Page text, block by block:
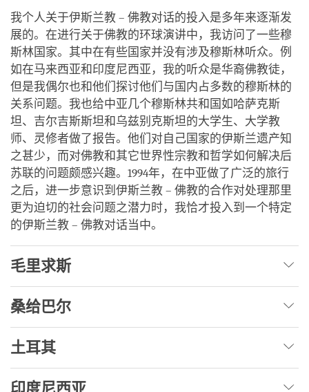
我个人关于伊斯兰教 – 佛教对话的投入是多年来逐渐发
展的。在进行关于佛教的环球演讲中，我访问了一些穆
斯林国家。其中在有些国家并没有涉及穆斯林听众。例
如在马来西亚和印度尼西亚，我的听众是华裔佛教徒，
但是我偶尔也和他们探讨他们与国内占多数的穆斯林的
关系问题。我也给中亚几个穆斯林共和国如哈萨克斯
坦、吉尔吉斯斯坦和乌兹别克斯坦的大学生、大学教
师、灵修者做了报告。他们对自己国家的伊斯兰遗产知
之甚少，而对佛教和其它世界性宗教和哲学如何解决后
苏联的问题颇感兴趣。1994年，在中亚做了广泛的旅行
之后，进一步意识到伊斯兰教 – 佛教的合作对处理那里
更为迫切的社会问题之潜力时，我恰才投入到一个特定
的伊斯兰教 – 佛教对话当中。
毛里求斯
桑给巴尔
土耳其
印度尼西亚